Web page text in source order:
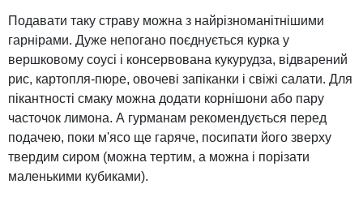
Подавати таку страву можна з найрізноманітнішими
гарнірами. Дуже непогано поєднується курка у
вершковому соусі і консервована кукурудза, відварений
рис, картопля-пюре, овочеві запіканки і свіжі салати. Для
пікантності смаку можна додати корнішони або пару
часточок лимона. А гурманам рекомендується перед
подачею, поки м'ясо ще гаряче, посипати його зверху
твердим сиром (можна тертим, а можна і порізати
маленькими кубиками).